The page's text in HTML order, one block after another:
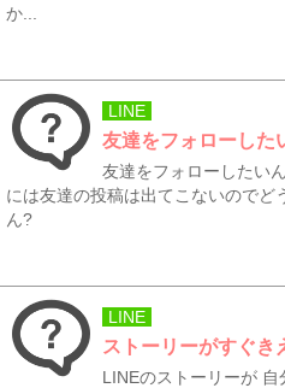
か...
LINE
友達をフォローした
友達をフォローしたい
には友達の投稿は出てこないのでど
ん?
LINE
ストーリーがすぐき
LINEのストーリーが